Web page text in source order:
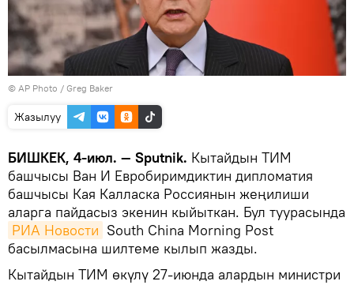
© AP Photo / Greg Baker
Жазылуу
БИШКЕК, 4-июл. — Sputnik. Кытайдын ТИМ
башчысы Ван И Евробиримдиктин дипломатия
башчысы Кая Калласка Россиянын жеңилиши
аларга пайдасыз экенин кыйыткан. Бул туурасында
РИА Новости South China Morning Post
басылмасына шилтеме кылып жазды.
Кытайдын ТИМ өкүлү 27-июнда алардын министри